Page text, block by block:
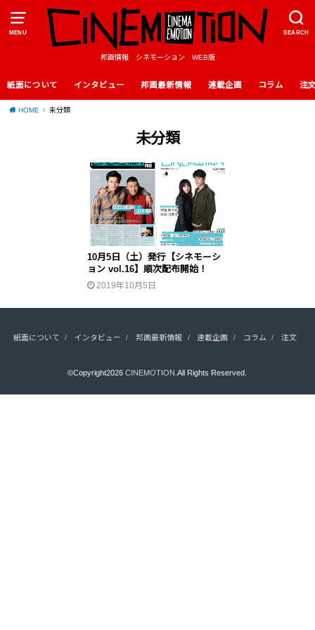
MENU SEARCH
邦画情報 シネモーション WEB版
紙面について インタビュー 邦画最新情報 連載企画 コラム 注
HOME 未分類
未分類
10月5日（土）発行【シネモーシ
ョン vol.16】順次配布開始！
2019年10月5日
紙面について インタビュー 邦画最新情報 連載企画 コラム 注文
©Copyright2026CINEMOTION .All Rights Reserved.